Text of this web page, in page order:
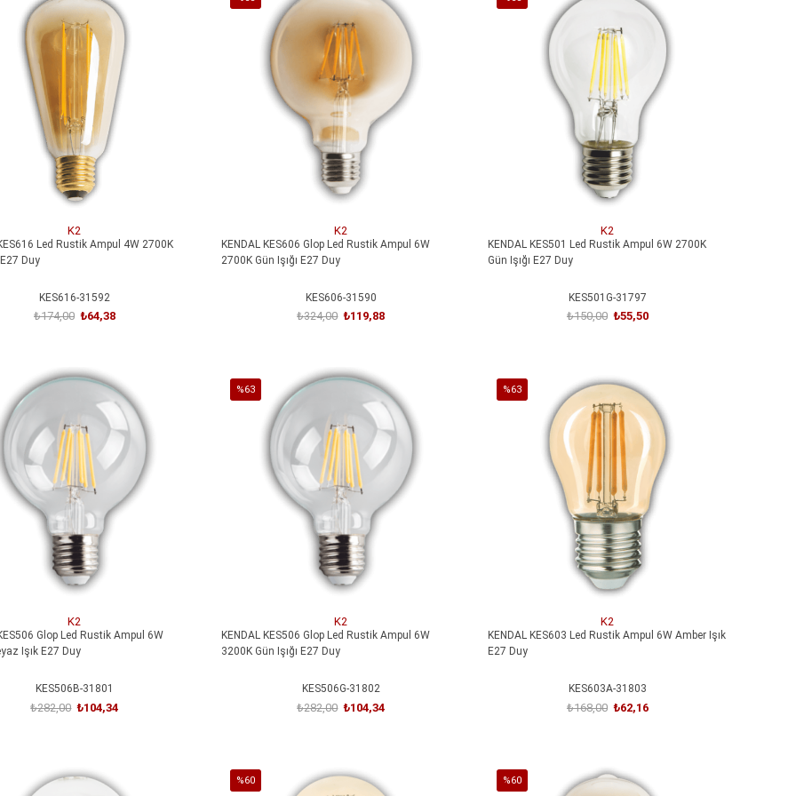
ARS
Kristal Led Aplik 6W 3200k Gün
ARS-348957-31856
₺280,08
₺466,80
SEPETE EKLE
ARS
ARS 348956 İnci Kristal Led Aplik 12W 3200K Gün
ARS-348956-31862
₺314,64
₺524,40
SEPETE EKLE
ARS
ARS 348959 Pırıltı Kristal Led Aplik 6W 3200K Gün
ARS-348959-31861
₺307,44
₺512,40
SEPETE EKLE
K2
Led Rustik Ampul 4W 2700K
E27 Duy
KES616-31592
₺64,38
₺174,00
%63İndirim
K2
KENDAL KES606 Glop Led Rustik Ampul 6W
2700K Gün Işığı E27 Duy
KES606-31590
₺119,88
₺324,00
K2
KENDAL KES501 Led Rustik Ampul 6W 2700K
Gün Işığı E27 Duy
KES501G-31797
₺55,50
₺150,00
K2
Glop Led Rustik Ampul 6W
Işık E27 Duy
KES506B-31801
₺104,34
₺282,00
%63
%63İndirim
K2
KENDAL KES506 Glop Led Rustik Ampul 6W
3200K Gün Işığı E27 Duy
KES506G-31802
₺104,34
₺282,00
%63
K2
KENDAL KES603 Led Rustik Ampul 6W Amber Işık
E27 Duy
KES603A-31803
₺62,16
₺168,00
%60 %60